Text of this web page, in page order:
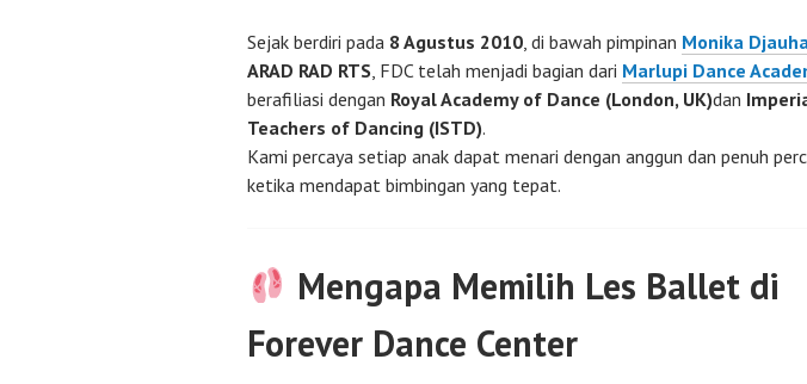
Sejak berdiri pada 8 Agustus 2010, di bawah pimpinan Monika
ARAD RAD RTS, FDC telah menjadi bagian dari Marlupi Dance
berafiliasi dengan Royal Academy of Dance (London, UK)dan
Teachers of Dancing (ISTD).
Kami percaya setiap anak dapat menari dengan anggun dan penuh
ketika mendapat bimbingan yang tepat.
Mengapa Memilih Les Ballet di
Forever Dance Center